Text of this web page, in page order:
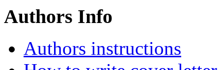
Authors Info
Authors instructions